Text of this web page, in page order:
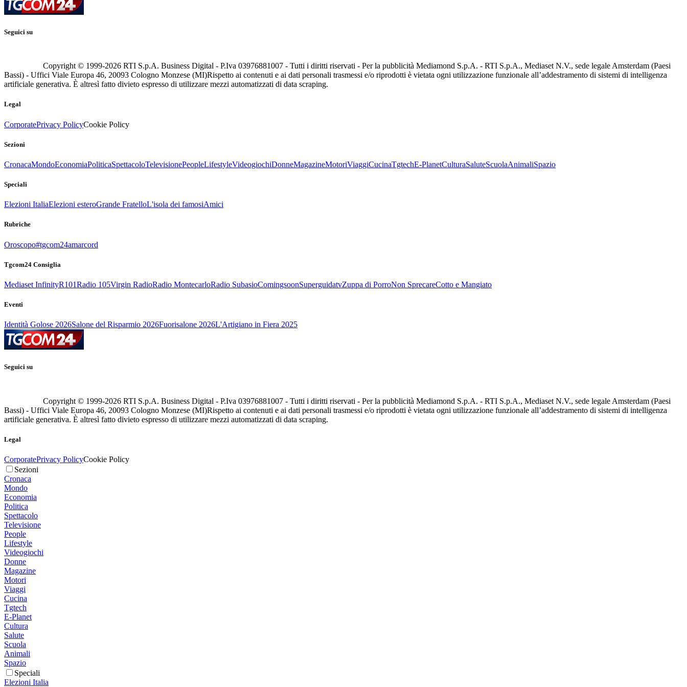
Seguici su
Copyright © 1999-2026 RTI S.p.A. Business Digital - P.Iva 03976881007 - Tutti i diritti riservati - Per la pubblicità Mediamond S.p.A. - RTI S.p.A., Mediaset N.V., sede legale Amsterdam (Paesi
Bassi) - Uffici Viale Europa 46, 20093 Cologno Monzese (MI)Rispetto ai contenuti e ai dati personali trasmessi e/o riprodotti è vietata ogni utilizzazione funzionale all’addestramento di sistemi di intelligenza
artificiale generativa. È altresì fatto divieto espresso di utilizzare mezzi automatizzati di data scraping.
Legal
CorporatePrivacy PolicyCookie Policy
Sezioni
CronacaMondoEconomiaPoliticaSpettacoloTelevisionePeopleLifestyleVideogiochiDonneMagazineMotoriViaggiCucinaTgtechE-PlanetCulturaSaluteScuolaAnimaliSpazio
Speciali
Elezioni ItaliaElezioni esteroGrande FratelloL'isola dei famosiAmici
Rubriche
Oroscopo#tgcom24amarcord
Tgcom24 Consiglia
Mediaset InfinityR101Radio 105Virgin RadioRadio MontecarloRadio SubasioComingsoonSuperguidatvZuppa di PorroNon SprecareCotto e Mangiato
Eventi
Identità Golose 2026Salone del Risparmio 2026Fuorisalone 2026L'Artigiano in Fiera 2025
Seguici su
Copyright © 1999-2026 RTI S.p.A. Business Digital - P.Iva 03976881007 - Tutti i diritti riservati - Per la pubblicità Mediamond S.p.A. - RTI S.p.A., Mediaset N.V., sede legale Amsterdam (Paesi
Bassi) - Uffici Viale Europa 46, 20093 Cologno Monzese (MI)Rispetto ai contenuti e ai dati personali trasmessi e/o riprodotti è vietata ogni utilizzazione funzionale all’addestramento di sistemi di intelligenza
artificiale generativa. È altresì fatto divieto espresso di utilizzare mezzi automatizzati di data scraping.
Legal
CorporatePrivacy PolicyCookie Policy
Sezioni
Cronaca
Mondo
Economia
Politica
Spettacolo
Televisione
People
Lifestyle
Videogiochi
Donne
Magazine
Motori
Viaggi
Cucina
Tgtech
E-Planet
Cultura
Salute
Scuola
Animali
Spazio
Speciali
Elezioni Italia